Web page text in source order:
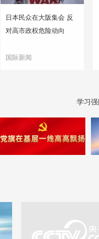
日本民众在大阪集会 反
对高市政权危险动向
国际新闻
学习